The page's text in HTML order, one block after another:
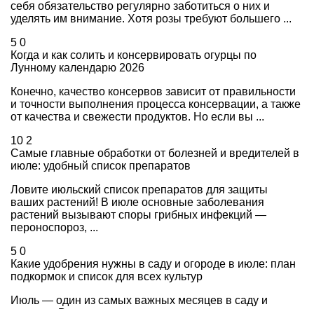
себя обязательство регулярно заботиться о них и
уделять им внимание. Хотя розы требуют большего ...
5 0
Когда и как солить и консервировать огурцы по
Лунному календарю 2026
Конечно, качество консервов зависит от правильности
и точности выполнения процесса консервации, а также
от качества и свежести продуктов. Но если вы ...
10 2
Самые главные обработки от болезней и вредителей в
июле: удобный список препаратов
Ловите июльский список препаратов для защиты
ваших растений! В июле основные заболевания
растений вызывают споры грибных инфекций —
пероноспороз, ...
5 0
Какие удобрения нужны в саду и огороде в июле: план
подкормок и список для всех культур
Июль — один из самых важных месяцев в саду и